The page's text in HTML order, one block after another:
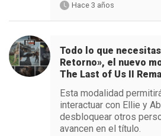
Hace 3 años
Todo lo que
Retorno», el nuevo
The Last of Us II
Esta modalidad
interactuar con Ellie y
desbloquear otros
avancen en el título.